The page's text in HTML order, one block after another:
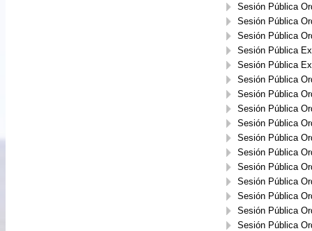
Sesión Pública
Sesión Pública
Sesión Pública
Sesión Pública
Sesión Pública
Sesión Pública
Sesión Pública
Sesión Pública
Sesión Pública
Sesión Pública
Sesión Pública
Sesión Pública
Sesión Pública
Sesión Pública
Sesión Pública
Sesión Pública